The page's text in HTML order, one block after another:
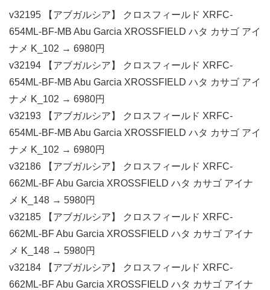
v32195 【アブガルシア】 クロスフィールド XRFC-
654ML-BF-MB Abu Garcia XROSSFIELD ハタ カサゴ アイ
ナメ K_102 → 6980円
v32194 【アブガルシア】 クロスフィールド XRFC-
654ML-BF-MB Abu Garcia XROSSFIELD ハタ カサゴ アイ
ナメ K_102 → 6980円
v32193 【アブガルシア】 クロスフィールド XRFC-
654ML-BF-MB Abu Garcia XROSSFIELD ハタ カサゴ アイ
ナメ K_102 → 6980円
v32186 【アブガルシア】 クロスフィールド XRFC-
662ML-BF Abu Garcia XROSSFIELD ハタ カサゴ アイナ
メ K_148 → 5980円
v32185 【アブガルシア】 クロスフィールド XRFC-
662ML-BF Abu Garcia XROSSFIELD ハタ カサゴ アイナ
メ K_148 → 5980円
v32184 【アブガルシア】 クロスフィールド XRFC-
662ML-BF Abu Garcia XROSSFIELD ハタ カサゴ アイナ